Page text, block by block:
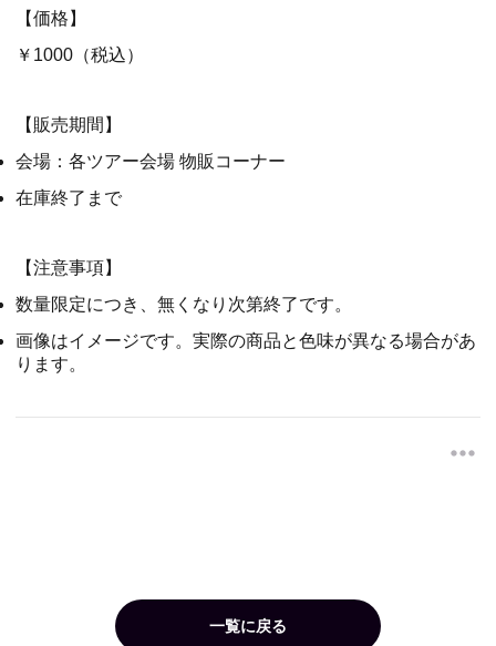
【価格】
￥1000（税込）
【販売期間】
会場：各ツアー会場 物販コーナー
在庫終了まで
【注意事項】
数量限定につき、無くなり次第終了です。
画像はイメージです。実際の商品と色味が異なる場合があ
ります。
一覧に戻る